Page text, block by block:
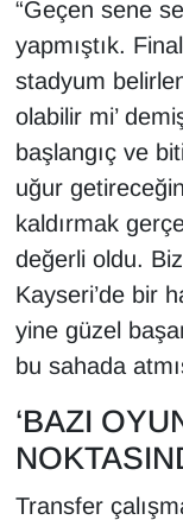
“Geçen sene
yapmıştık.
stadyum
olabilir mi’
başlangıç ve
uğur
kaldırmak
değerli oldu.
Kayseri’de bir
yine güzel
bu sahada
‘BAZI
Transfer
YEREL